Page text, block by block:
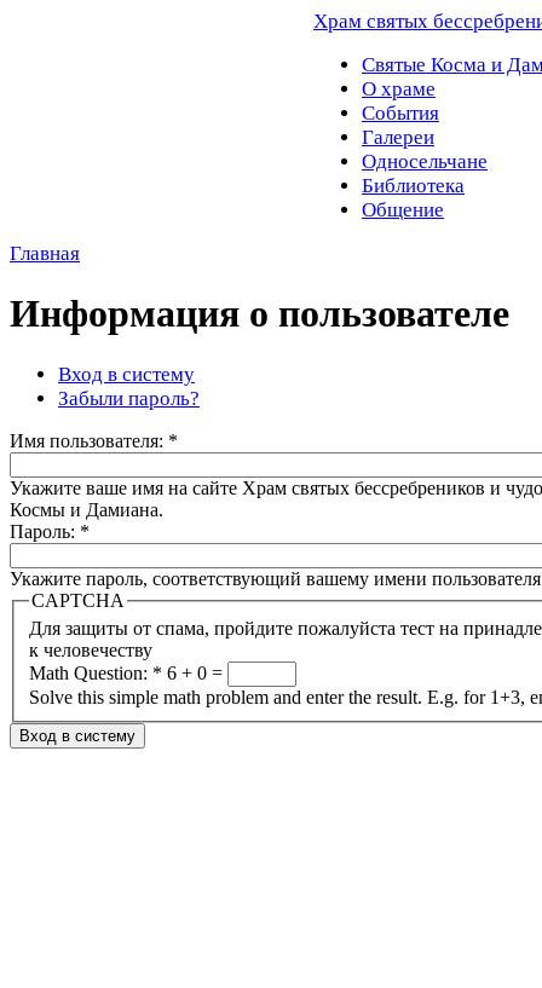
Храм святых
Святые Косма и
О храме
События
Галереи
Односельчане
Библиотека
Общение
Главная
Информация о пользователе
Вход в систему
Забыли пароль?
Имя пользователя: *
Укажите ваше имя на сайте Храм святых бессребреников и
Космы и Дамиана.
Пароль: *
Укажите пароль, соответствующий вашему имени
CAPTCHA
Для защиты от спама, пройдите пожалуйста тест на
к человечеству
Math Question: * 6 + 0 =
Solve this simple math problem and enter the result. E.g. for 1+3,